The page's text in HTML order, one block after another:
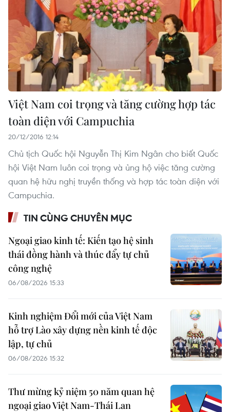
Việt Nam coi trọng và tăng cường hợp tác
toàn diện với Campuchia
20/12/2016 12:14
Chủ tịch Quốc hội Nguyễn Thị Kim Ngân cho biết Quốc
hội Việt Nam luôn coi trọng và ủng hộ việc tăng cường
quan hệ hữu nghị truyền thống và hợp tác toàn diện với
Campuchia.
TIN CÙNG CHUYÊN MỤC
Ngoại giao kinh tế: Kiến tạo hệ sinh
thái đồng hành và thúc đẩy tự chủ
công nghệ
06/08/2026 15:33
Kinh nghiệm Đổi mới của Việt Nam
hỗ trợ Lào xây dựng nền kinh tế độc
lập, tự chủ
06/08/2026 15:32
Thư mừng kỷ niệm 50 năm quan hệ
ngoại giao Việt Nam-Thái Lan